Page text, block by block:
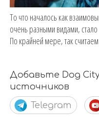
То что началось как
очень разными видами,
По крайней мере, так
Добавьте Dog
источников
Telegram